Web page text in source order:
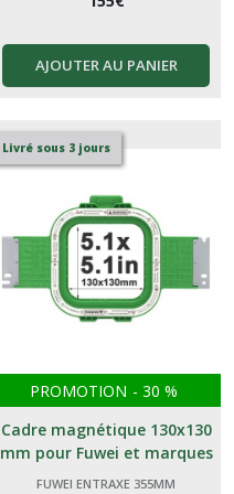
AJOUTER AU PANIER
Livré sous 3 jours
PROMOTION - 30 %
Cadre magnétique 130x130
mm pour Fuwei et marques
génériques Chinoises
FUWEI ENTRAXE 355MM